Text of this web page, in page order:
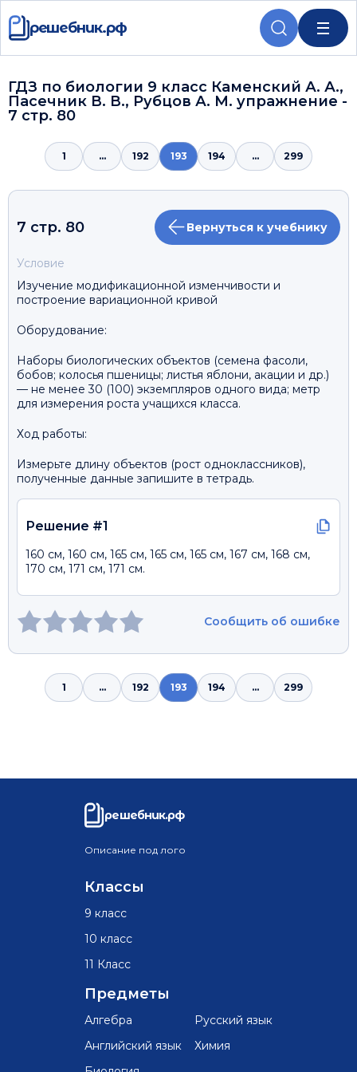
решебник.рф
ГДЗ по биологии 9 класс Каменский А. А.,
Пасечник В. В., Рубцов А. М. упражнение -
7 стр. 80
1 ... 192 193 194 ... 299
7 стр. 80 Вернуться к учебнику
Условие
Изучение модификационной изменчивости и
построение вариационной кривой
Оборудование:
Наборы биологических объектов (семена фасоли,
бобов; колосья пшеницы; листья яблони, акации и др.)
— не менее 30 (100) экземпляров одного вида; метр
для измерения роста учащихся класса.
Ход работы:
Измерьте длину объектов (рост одноклассников),
полученные данные запишите в тетрадь.
Решение #1
160 см, 160 см, 165 см, 165 см, 165 см, 167 см, 168 см,
170 см, 171 см, 171 см.
Сообщить об ошибке
1 ... 192 193 194 ... 299
решебник.рф
Описание под лого
Классы
9 класс
10 класс
11 Класс
Предметы
Алгебра
Английский язык
Русский язык
Химия